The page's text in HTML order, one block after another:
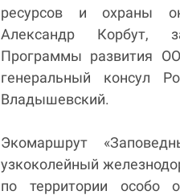
ресурсов и охраны
Александр Корбут,
Программы развития
генеральный консул
Владышевский.
Экомаршрут
узкоколейный
по территории особо